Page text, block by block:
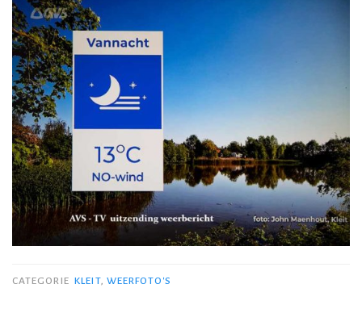
CATEGORIE KLEIT, WEERFOTO'S